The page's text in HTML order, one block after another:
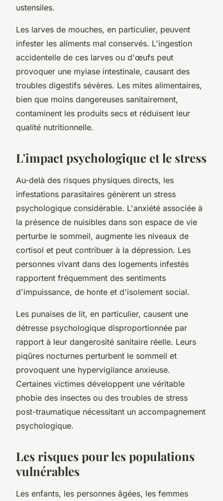
ustensiles.
Les larves de mouches, en particulier, peuvent
infester les aliments mal conservés. L'ingestion
accidentelle de ces larves ou d'œufs peut
provoquer une myiase intestinale, causant des
troubles digestifs sévères. Les mites alimentaires,
bien que moins dangereuses sanitairement,
contaminent les produits secs et réduisent leur
qualité nutritionnelle.
L'impact psychologique et le stress
Au-delà des risques physiques directs, les
infestations parasitaires génèrent un stress
psychologique considérable. L'anxiété associée à
la présence de nuisibles dans son espace de vie
perturbe le sommeil, augmente les niveaux de
cortisol et peut contribuer à la dépression. Les
personnes vivant dans des logements infestés
rapportent fréquemment des sentiments
d'impuissance, de honte et d'isolement social.
Les punaises de lit, en particulier, causent une
détresse psychologique disproportionnée par
rapport à leur dangerosité sanitaire réelle. Leurs
piqûres nocturnes perturbent le sommeil et
provoquent une hypervigilance anxieuse.
Certaines victimes développent une véritable
phobie des insectes ou des troubles de stress
post-traumatique nécessitant un accompagnement
psychologique.
Les risques pour les populations
vulnérables
Les enfants, les personnes âgées, les femmes